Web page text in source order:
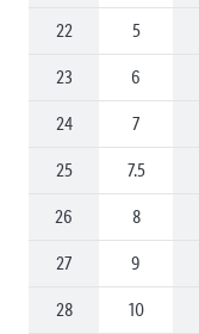
22 5
23 6
24 7
25 7.5
26 8
27 9
28 10